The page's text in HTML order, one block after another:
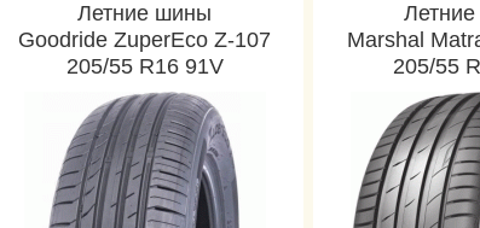
Летние шины
Goodride ZuperEco Z-107
205/55 R16 91V
Marshal
205/55